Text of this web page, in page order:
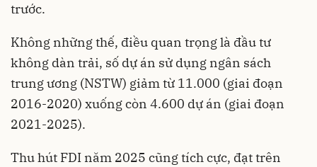
trước.
Không những thế, điều quan trọng là đầu tư
không dàn trải, số dự án sử dụng ngân sách
trung ương (NSTW) giảm từ 11.000 (giai đoạn
2016-2020) xuống còn 4.600 dự án (giai đoạn
2021-2025).
Thu hút FDI năm 2025 cũng tích cực, đạt trên